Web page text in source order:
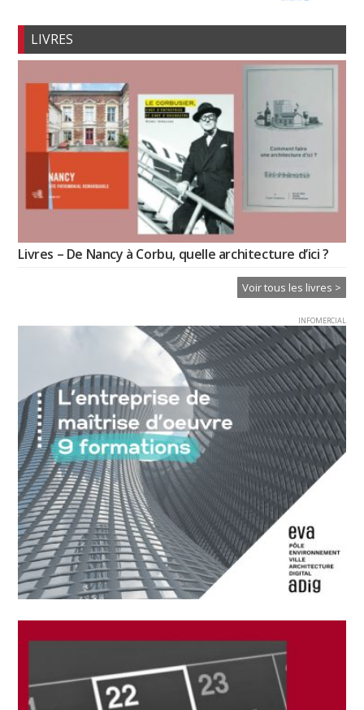
LIVRES
Livres – De Nancy à Corbu, quelle architecture d’ici ?
Voir tous les livres >
INFOMERCIAL